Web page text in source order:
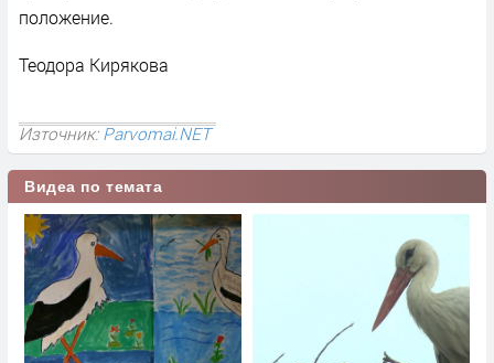
положение.
Теодора Кирякова
Източник:Parvomai.NET
Видеа по темата